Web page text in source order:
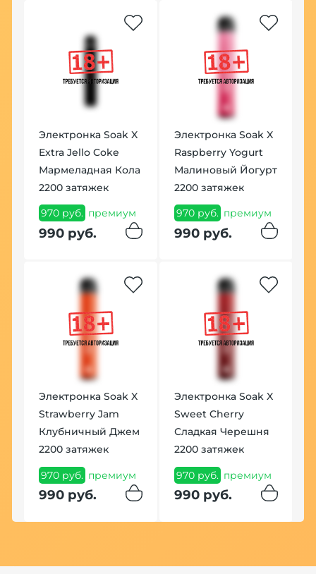
Электронка Soak X
Extra Jello Coke
Мармеладная Кола
2200 затяжек
970 руб. премиум
990 руб.
Электронка Soak X
Raspberry Yogurt
Малиновый Йогурт
2200 затяжек
970 руб. премиум
990 руб.
Электронка Soak X
Strawberry Jam
Клубничный Джем
2200 затяжек
970 руб. премиум
990 руб.
Электронка Soak X
Sweet Cherry
Сладкая Черешня
2200 затяжек
970 руб. премиум
990 руб.